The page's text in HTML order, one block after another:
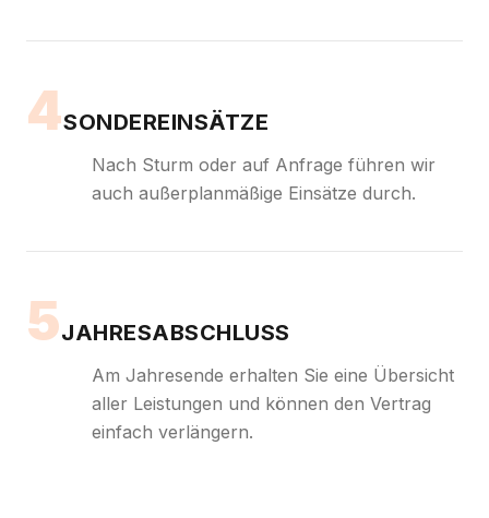
4SONDEREINSÄTZE
Nach Sturm oder auf Anfrage führen wir
auch außerplanmäßige Einsätze durch.
5JAHRESABSCHLUSS
Am Jahresende erhalten Sie eine Übersicht
aller Leistungen und können den Vertrag
einfach verlängern.